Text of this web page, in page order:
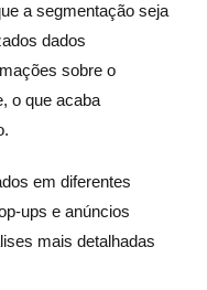
a segmentação seja
dados
sobre o
o que acaba
em diferentes
ups e anúncios
mais detalhadas